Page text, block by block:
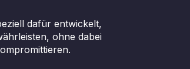
dafür entwickelt,
ohne dabei